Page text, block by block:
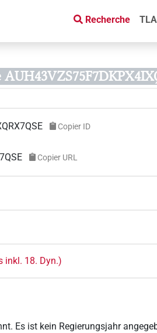
Recherche TLA
Copier ID
Copier URL
inkl. 18. Dyn.)
Es ist kein Regierungsjahr